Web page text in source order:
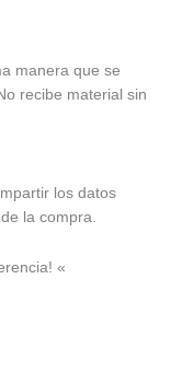
manera que se
recibe material sin
los datos
la compra.
«